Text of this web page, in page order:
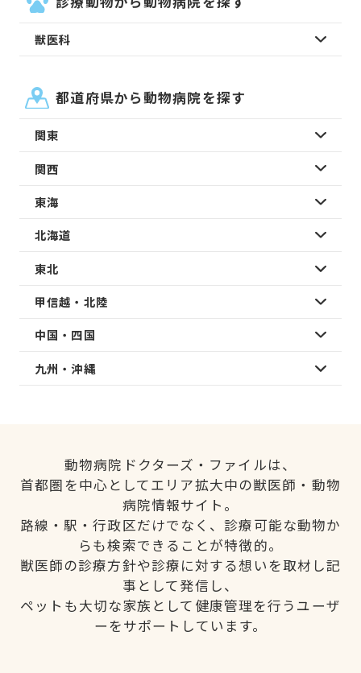
獣医科
都道府県から動物病院を探す
関東
関西
東海
北海道
東北
甲信越・北陸
中国・四国
九州・沖縄
動物病院ドクターズ・ファイルは、
首都圏を中心としてエリア拡大中の獣医師・動物
病院情報サイト。
路線・駅・行政区だけでなく、診療可能な動物か
らも検索できることが特徴的。
獣医師の診療方針や診療に対する想いを取材し記
事として発信し、
ペットも大切な家族として健康管理を行うユーザ
ーをサポートしています。